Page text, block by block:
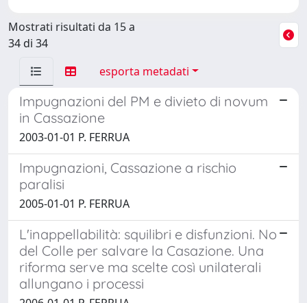
Mostrati risultati da 15 a
34 di 34
esporta metadati
Impugnazioni del PM e divieto di novum
in Cassazione
2003-01-01 P. FERRUA
Impugnazioni, Cassazione a rischio
paralisi
2005-01-01 P. FERRUA
L'inappellabilità: squilibri e disfunzioni. No
del Colle per salvare la Casazione. Una
riforma serve ma scelte così unilaterali
allungano i processi